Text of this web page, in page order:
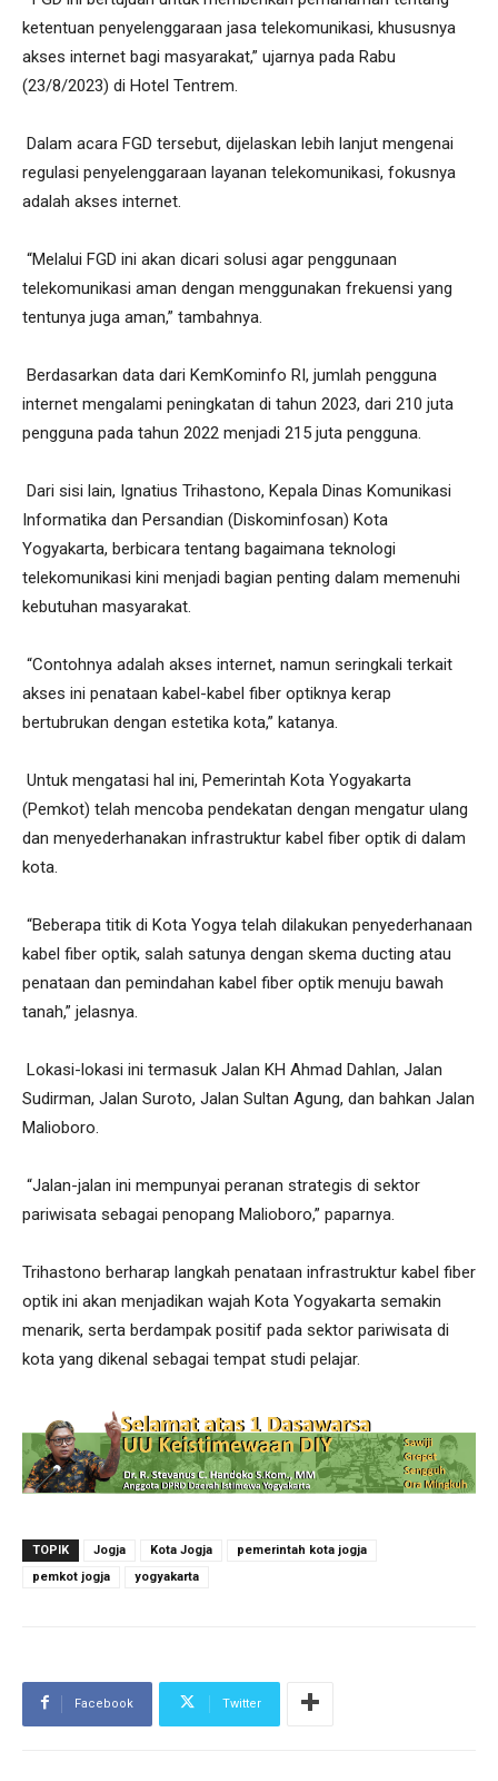
ketentuan penyelenggaraan jasa telekomunikasi, khususnya
akses internet bagi masyarakat,” ujarnya pada Rabu
(23/8/2023) di Hotel Tentrem.
Dalam acara FGD tersebut, dijelaskan lebih lanjut mengenai
regulasi penyelenggaraan layanan telekomunikasi, fokusnya
adalah akses internet.
“Melalui FGD ini akan dicari solusi agar penggunaan
telekomunikasi aman dengan menggunakan frekuensi yang
tentunya juga aman,” tambahnya.
Berdasarkan data dari KemKominfo RI, jumlah pengguna
internet mengalami peningkatan di tahun 2023, dari 210 juta
pengguna pada tahun 2022 menjadi 215 juta pengguna.
Dari sisi lain, Ignatius Trihastono, Kepala Dinas Komunikasi
Informatika dan Persandian (Diskominfosan) Kota
Yogyakarta, berbicara tentang bagaimana teknologi
telekomunikasi kini menjadi bagian penting dalam memenuhi
kebutuhan masyarakat.
“Contohnya adalah akses internet, namun seringkali terkait
akses ini penataan kabel-kabel fiber optiknya kerap
bertubrukan dengan estetika kota,” katanya.
Untuk mengatasi hal ini, Pemerintah Kota Yogyakarta
(Pemkot) telah mencoba pendekatan dengan mengatur ulang
dan menyederhanakan infrastruktur kabel fiber optik di dalam
kota.
“Beberapa titik di Kota Yogya telah dilakukan penyederhanaan
kabel fiber optik, salah satunya dengan skema ducting atau
penataan dan pemindahan kabel fiber optik menuju bawah
tanah,” jelasnya.
Lokasi-lokasi ini termasuk Jalan KH Ahmad Dahlan, Jalan
Sudirman, Jalan Suroto, Jalan Sultan Agung, dan bahkan Jalan
Malioboro.
“Jalan-jalan ini mempunyai peranan strategis di sektor
pariwisata sebagai penopang Malioboro,” paparnya.
Trihastono berharap langkah penataan infrastruktur kabel fiber
optik ini akan menjadikan wajah Kota Yogyakarta semakin
menarik, serta berdampak positif pada sektor pariwisata di
kota yang dikenal sebagai tempat studi pelajar.
TOPIK Jogja Kota Jogja
pemerintah kota jogja
pemkot jogja
yogyakarta
Facebook Twitter